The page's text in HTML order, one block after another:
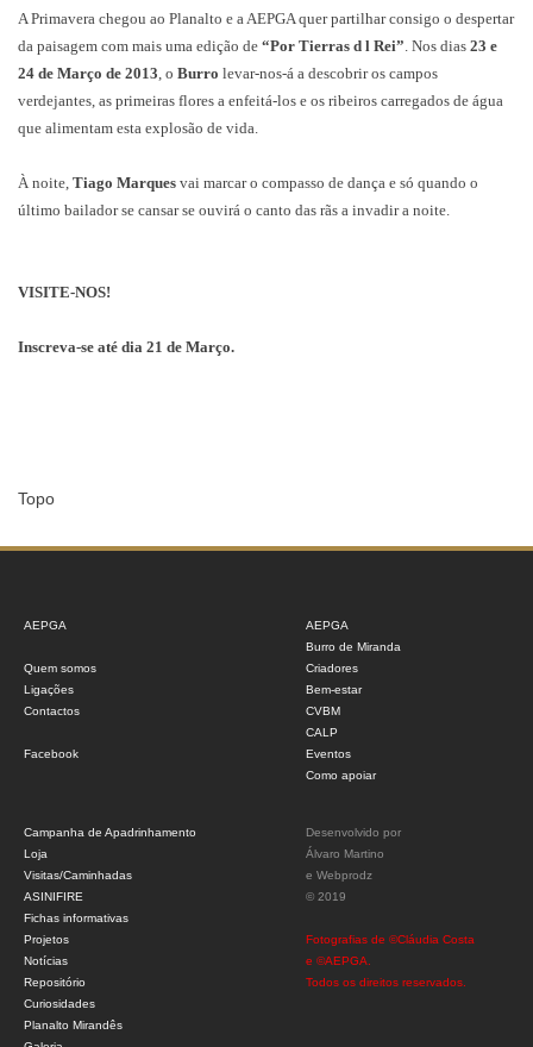
A Primavera chegou ao Planalto e a AEPGA quer partilhar consigo o despertar
da paisagem com mais uma edição de “Por Tierras d l Rei”. Nos dias 23 e
24 de Março de 2013, o Burro levar-nos-á a descobrir os campos
verdejantes, as primeiras flores a enfeitá-los e os ribeiros carregados de água
que alimentam esta explosão de vida.
À noite, Tiago Marques vai marcar o compasso de dança e só quando o
último bailador se cansar se ouvirá o canto das rãs a invadir a noite.
VISITE-NOS!
Inscreva-se até dia 21 de Março.
Topo
AEPGA
Quem somos
Ligações
Contactos
Facebook
AEPGA
Burro de Miranda
Criadores
Bem-estar
CVBM
CALP
Eventos
Como apoiar
Campanha de Apadrinhamento
Loja
Visitas/Caminhadas
ASINIFIRE
Fichas informativas
Projetos
Notícias
Repositório
Curiosidades
Planalto Mirandês
Desenvolvido por
Álvaro Martino
e Webprodz
© 2019
Fotografias de ©Cláudia Costa
e ©AEPGA.
Todos os direitos reservados.